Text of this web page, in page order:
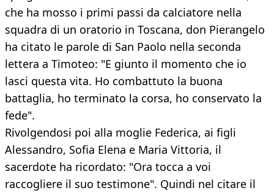
che ha mosso i primi passi da calciatore nella
squadra di un oratorio in Toscana, don Pierangelo
ha citato le parole di San Paolo nella seconda
lettera a Timoteo: "E giunto il momento che io
lasci questa vita. Ho combattuto la buona
battaglia, ho terminato la corsa, ho conservato la
fede".
Rivolgendosi poi alla moglie Federica, ai figli
Alessandro, Sofia Elena e Maria Vittoria, il
sacerdote ha ricordato: "Ora tocca a voi
raccogliere il suo testimone". Quindi nel citare il